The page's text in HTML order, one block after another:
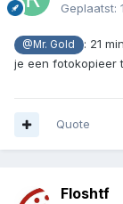
Geplaatst:
@Mr. Gold
: 21
je een fotokopieer
Quote
Floshtf